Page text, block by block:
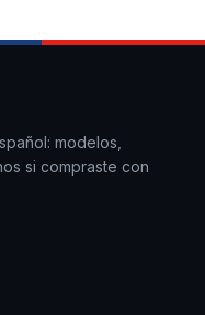
modelos,
si compraste con